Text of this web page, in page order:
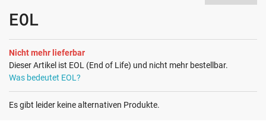
EOL
Nicht mehr lieferbar
Dieser Artikel ist EOL (End of Life) und nicht mehr bestellbar.
Was bedeutet EOL?
Es gibt leider keine alternativen Produkte.